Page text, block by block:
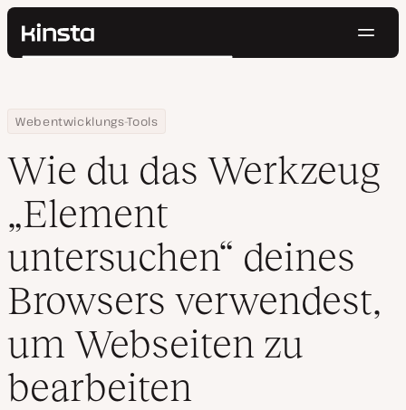
Kinsta®
Preise
Kontakt
Suchen
Home
Ressourcen Center
Webentwicklungs-Tools
Wie du das Werkzeug „Element untersuchen“ deines
Wie du das Werkzeug
„Element
untersuchen“ deines
Browsers verwendest,
um Webseiten zu
bearbeiten